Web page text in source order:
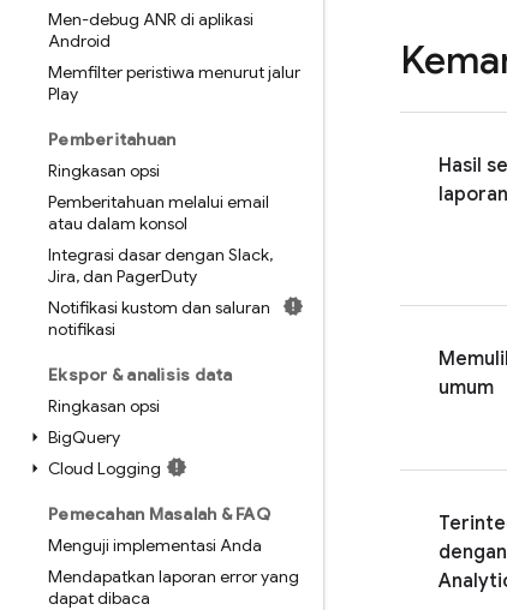
Men-debug ANR di aplikasi
Android
Memfilter peristiwa menurut jalur
Play
Pemberitahuan
Ringkasan opsi
Pemberitahuan melalui email
atau dalam konsol
Integrasi dasar dengan Slack,
Jira,dan PagerDuty
Notifikasi kustom dan saluran
notifikasi
Ekspor & analisis data
Ringkasan opsi
BigQuery
Cloud Logging
Pemecahan Masalah & FAQ
Menguji implementasi Anda
Mendapatkan laporan error yang
dapat dibaca
Hasil
umum
dengan